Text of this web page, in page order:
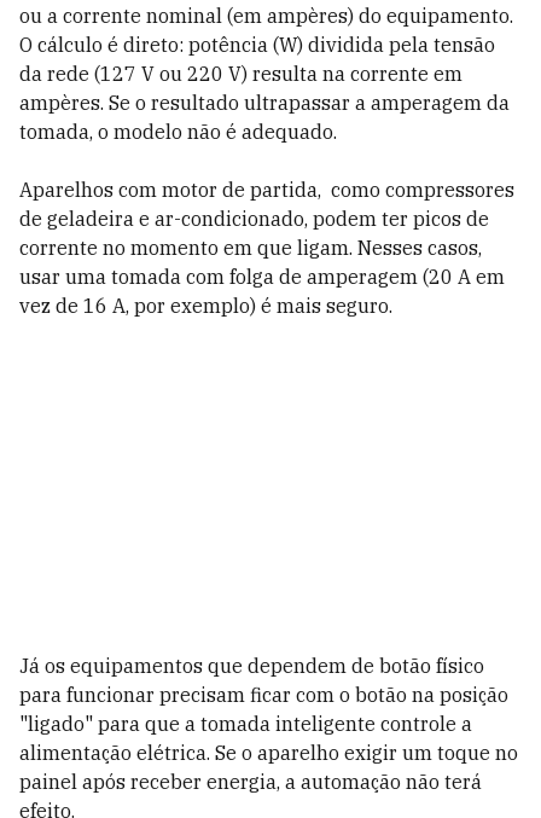
ou a corrente nominal (em ampères) do equipamento.
O cálculo é direto: potência (W) dividida pela tensão
da rede (127 V ou 220 V) resulta na corrente em
ampères. Se o resultado ultrapassar a amperagem da
tomada, o modelo não é adequado.
Aparelhos com motor de partida, como compressores
de geladeira e ar-condicionado, podem ter picos de
corrente no momento em que ligam. Nesses casos,
usar uma tomada com folga de amperagem (20 A em
vez de 16 A, por exemplo) é mais seguro.
Já os equipamentos que dependem de botão físico
para funcionar precisam ficar com o botão na posição
"ligado" para que a tomada inteligente controle a
alimentação elétrica. Se o aparelho exigir um toque no
painel após receber energia, a automação não terá
efeito.